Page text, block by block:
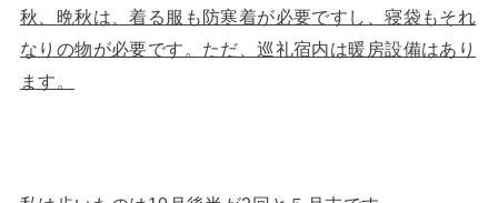
秋、晩秋は、着る服も防寒着が必要ですし、寝袋もそれ
なりの物が必要です。ただ、巡礼宿内は暖房設備はあり
ます。